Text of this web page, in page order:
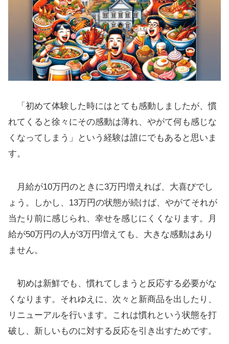
「初めて体験した時にはとても感動しましたが、慣
れてくると徐々にその感動は薄れ、やがて何も感じな
くなってしまう」という経験は誰にでもあると思いま
す。
月給が10万円のときに3万円増えれば、大喜びでし
ょう。しかし、13万円の状態が続けば、やがてそれが
当たり前に感じられ、幸せを感じにくくなります。月
給が50万円の人が3万円増えても、大きな感動はあり
ません。
初めは新鮮でも、慣れてしまうと反応する必要がな
くなります。それゆえに、次々と新商品を出したり、
リニューアルを行います。これは慣れという状態を打
破し、新しいものに対する反応を引き出すためです。